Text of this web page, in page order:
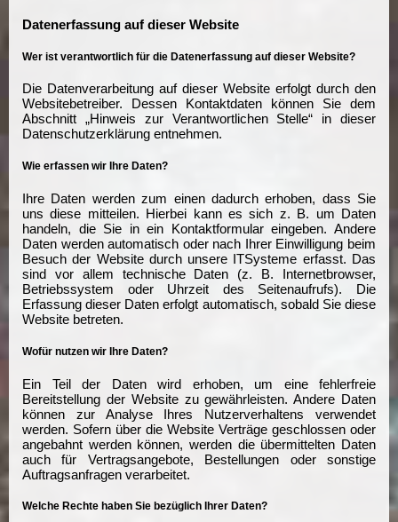
Datenerfassung auf dieser Website
Wer ist verantwortlich für die Datenerfassung auf dieser Website?
Die Datenverarbeitung auf dieser Website erfolgt durch den
Websitebetreiber. Dessen Kontaktdaten können Sie dem
Abschnitt „Hinweis zur Verantwortlichen Stelle“ in dieser
Datenschutzerklärung entnehmen.
Wie erfassen wir Ihre Daten?
Ihre Daten werden zum einen dadurch erhoben, dass Sie
uns diese mitteilen. Hierbei kann es sich z. B. um Daten
handeln, die Sie in ein Kontaktformular eingeben. Andere
Daten werden automatisch oder nach Ihrer Einwilligung beim
Besuch der Website durch unsere ITSysteme erfasst. Das
sind vor allem technische Daten (z. B. Internetbrowser,
Betriebssystem oder Uhrzeit des Seitenaufrufs). Die
Erfassung dieser Daten erfolgt automatisch, sobald Sie diese
Website betreten.
Wofür nutzen wir Ihre Daten?
Ein Teil der Daten wird erhoben, um eine fehlerfreie
Bereitstellung der Website zu gewährleisten. Andere Daten
können zur Analyse Ihres Nutzerverhaltens verwendet
werden. Sofern über die Website Verträge geschlossen oder
angebahnt werden können, werden die übermittelten Daten
auch für Vertragsangebote, Bestellungen oder sonstige
Auftragsanfragen verarbeitet.
Welche Rechte haben Sie bezüglich Ihrer Daten?